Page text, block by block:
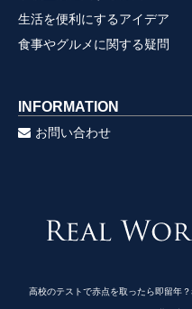
生活を便利にするアイデア
食事やグルメに関する疑問
INFORMATION
お問い合わせ
高校のテストで赤点を取ったら即留年